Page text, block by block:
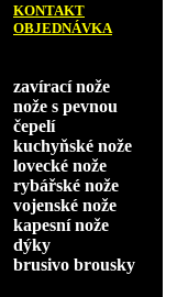
KONTAKT
OBJEDNÁVKA
zavírací nože
nože s pevnou
čepelí
kuchyňské nože
lovecké nože
rybářské nože
vojenské nože
kapesní nože
dýky
brusivo brousky